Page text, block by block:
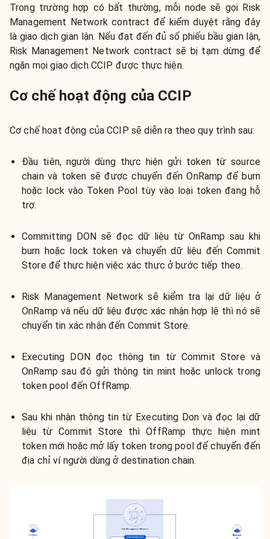
Trong trường hợp có bất thường, mỗi node sẽ gọi Risk
Management Network contract để kiểm duyệt rằng đây
là giao dịch gian lận. Nếu đạt đến đủ số phiếu bầu gian lận,
Risk Management Network contract sẽ bị tạm dừng để
ngăn mọi giao dịch CCIP được thực hiện.
Cơ chế hoạt động của CCIP
Cơ chế hoạt động của CCIP sẽ diễn ra theo quy trình sau:
Đầu tiên, người dùng thực hiện gửi token từ source
chain và token sẽ được chuyển đến OnRamp để burn
hoặc lock vào Token Pool tùy vào loại token đang hỗ
trợ.
Committing DON sẽ đọc dữ liệu từ OnRamp sau khi
burn hoặc lock token và chuyển dữ liệu đến Commit
Store để thực hiện việc xác thực ở bước tiếp theo.
Risk Management Network sẽ kiểm tra lại dữ liệu ở
OnRamp và nếu dữ liệu được xác nhận hợp lệ thì nó sẽ
chuyển tin xác nhận đến Commit Store.
Executing DON đọc thông tin từ Commit Store và
OnRamp sau đó gửi thông tin mint hoặc unlock trong
token pool đến OffRamp.
Sau khi nhận thông tin từ Executing Don và đọc lại dữ
liệu từ Commit Store thì OffRamp thực hiện mint
token mới hoặc mở lấy token trong pool để chuyển đến
địa chỉ ví người dùng ở destination chain.